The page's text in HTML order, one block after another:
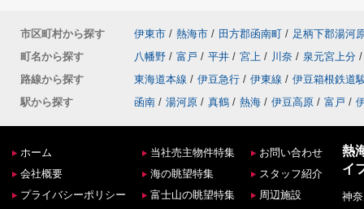
市区町村から探す 伊東市 / 熱海市 / 田方郡函南町 / 足柄下郡湯河
町名から探す
八幡野 / 富戸 / 平井 / 宮上 / 川奈 / 泉元宮上分 /
路線から探す
東海道本線 / 伊豆急行 / 伊東線 / 伊豆箱根鉄道
駅から探す
函南 / 湯河原 / 真鶴 / 熱海 / 伊豆高原 / 富戸 /
ホーム
会社概要
プライバシーポリシー
当社売主物件特集
海の眺望特集
富士山の眺望特集
お問い合わせ
スタッフ紹介
周辺施設
熱
イ
神